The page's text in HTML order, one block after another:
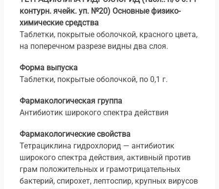
контурн. ячейк. уп. №20) Основные физико-
химические средства
Таблетки, покрытые оболочкой, красного цвета,
на поперечном разрезе видны два слоя.
Форма выпуска
Таблетки, покрытые оболочкой, по 0,1 г.
Фармакологическая группа
Антибиотик широкого спектра действия
Фармакологические свойства
Тетрациклина гидрохлорид — антибиотик
широкого спектра действия, активный против
грам положительных и грамотрицательных
бактерий, спирохет, лептоспир, крупных вирусов